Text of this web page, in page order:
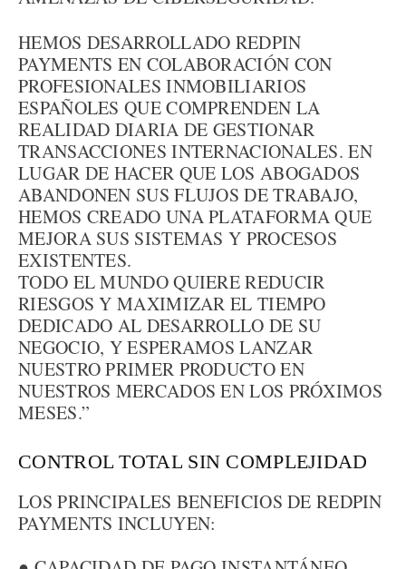
HEMOS DESARROLLADO REDPIN
PAYMENTS EN COLABORACIÓN CON
PROFESIONALES INMOBILIARIOS
ESPAÑOLES QUE COMPRENDEN LA
REALIDAD DIARIA DE GESTIONAR
TRANSACCIONES INTERNACIONALES. EN
LUGAR DE HACER QUE LOS ABOGADOS
ABANDONEN SUS FLUJOS DE TRABAJO,
HEMOS CREADO UNA PLATAFORMA QUE
MEJORA SUS SISTEMAS Y PROCESOS
EXISTENTES.
TODO EL MUNDO QUIERE REDUCIR
RIESGOS Y MAXIMIZAR EL TIEMPO
DEDICADO AL DESARROLLO DE SU
NEGOCIO, Y ESPERAMOS LANZAR
NUESTRO PRIMER PRODUCTO EN
NUESTROS MERCADOS EN LOS PRÓXIMOS
MESES.”
CONTROL TOTAL SIN COMPLEJIDAD
LOS PRINCIPALES BENEFICIOS DE REDPIN
PAYMENTS INCLUYEN: